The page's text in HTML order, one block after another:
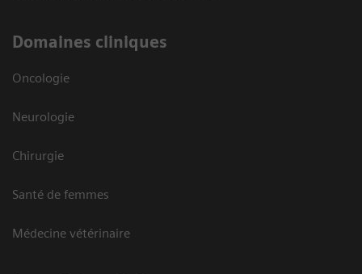
Domaines cliniques
Oncologie
Neurologie
Chirurgie
Santé de femmes
Médecine vétérinaire